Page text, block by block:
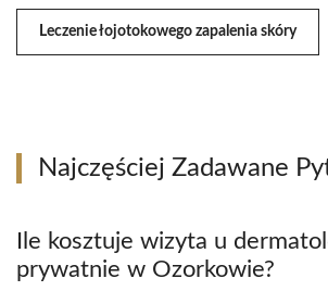
Leczenie łojotokowego zapalenia skóry
Najczęściej Zadawane
Ile kosztuje wizyta u
prywatnie w Ozorkowie?